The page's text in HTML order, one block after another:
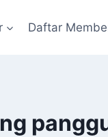
Daftar